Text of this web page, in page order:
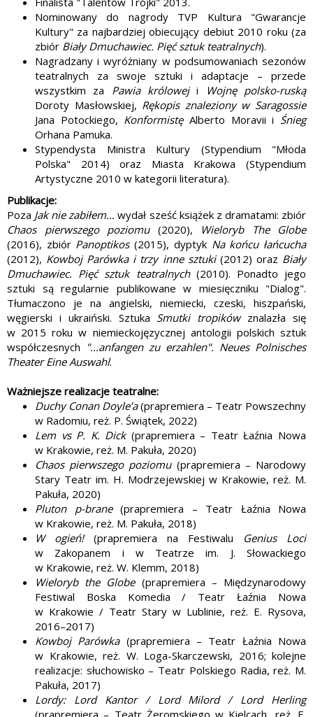
Nominowany do nagrody TVP Kultura "Gwarancje
Kultury" za najbardziej obiecujący debiut 2010 roku (za
zbiór Biały Dmuchawiec. Pięć sztuk teatralnych).
Nagradzany i wyróżniany w podsumowaniach sezonów
teatralnych za swoje sztuki i adaptacje – przede
wszystkim za Pawia króloweji
Wojnę polsko-ruską
Doroty Masłowskiej, Rękopis znaleziony w Saragossie
Jana Potockiego, KonformistęAlberto Moravii i Śnieg
Orhana Pamuka.
Stypendysta Ministra Kultury (Stypendium "Młoda
Polska" 2014) oraz Miasta Krakowa (Stypendium
Artystyczne 2010 w kategorii literatura).
Publikacje:
Poza Jak nie zabiłem… wydał sześć książek z dramatami: zbiór
Chaos pierwszego poziomu(2020),
Wieloryb The Globe
(2016), zbiór Panoptikos(2015), dyptyk Na końcu łańcucha
(2012), Kowboj Parówka i trzy inne sztuki(2012) oraz Biały
Dmuchawiec. Pięć sztuk teatralnych(2010). Ponadto jego
sztuki są regularnie publikowane w miesięczniku "Dialog".
Tłumaczono je na angielski, niemiecki, czeski, hiszpański,
węgierski i ukraiński. Sztuka Smutki tropikówznalazła się
w 2015 roku w niemieckojęzycznej antologii polskich sztuk
współczesnych "...anfangen zu erzahlen". Neues Polnisches
Theater Eine Auswahl.
Ważniejsze realizacje teatralne:
Duchy Conan Doyle’a(prapremiera – Teatr Powszechny
w Radomiu, reż. P. Świątek, 2022)
Lem vs P. K. Dick(prapremiera – Teatr Łaźnia Nowa
w Krakowie, reż. M. Pakuła, 2020)
Chaos pierwszego poziomu(prapremiera – Narodowy
Stary Teatr im. H. Modrzejewskiej w Krakowie, reż. M.
Pakuła, 2020)
Pluton p-brane(prapremiera – Teatr Łaźnia Nowa
w Krakowie, reż. M. Pakuła, 2018)
W ogień!(prapremiera na Festiwalu Genius Loci
w Zakopanem i w Teatrze im. J. Słowackiego
w Krakowie, reż. W. Klemm, 2018)
Wieloryb the Globe(prapremiera – Międzynarodowy
Festiwal Boska Komedia / Teatr Łaźnia Nowa
w Krakowie / Teatr Stary w Lublinie, reż. E. Rysova,
2016–2017)
Kowboj Parówka(prapremiera – Teatr Łaźnia Nowa
w Krakowie, reż. W. Loga-Skarczewski, 2016; kolejne
realizacje: słuchowisko – Teatr Polskiego Radia, reż. M.
Pakuła, 2017)
Lordy: Lord Kantor / Lord Milord / Lord Herling